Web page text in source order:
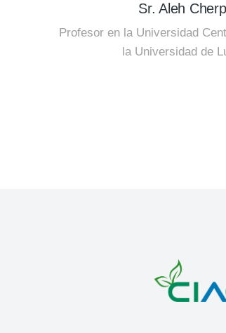
Sr. Aleh Cherp
Profesor en la Universidad
la Universidad de